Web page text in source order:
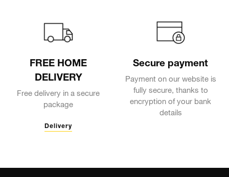
FREE HOME
DELIVERY
Free delivery in a secure
package
Delivery
Secure payment
Payment on our website is
fully secure, thanks to
encryption of your bank
details